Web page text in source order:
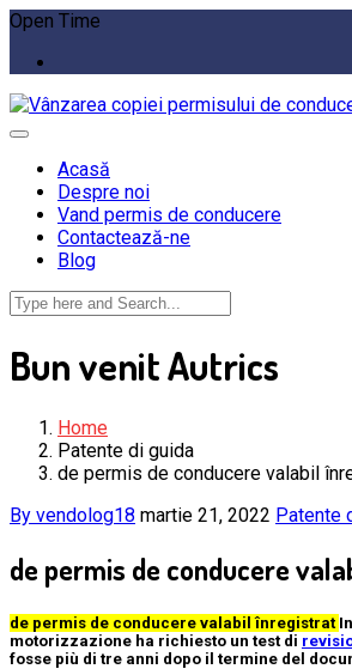
Open Time
Acasă
Despre noi
Vand permis de conducere
Contactează-ne
Blog
Bun venit Autrics
Home
Patente di guida
de permis de conducere valabil
By vendolog18 martie 21, 2022 Patente
de permis de conducere
de permis de conducere valabil înregistrat
motorizzazione ha richiesto un test di
fosse più di tre anni dopo il termine del